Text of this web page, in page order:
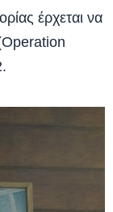
έρχεται να